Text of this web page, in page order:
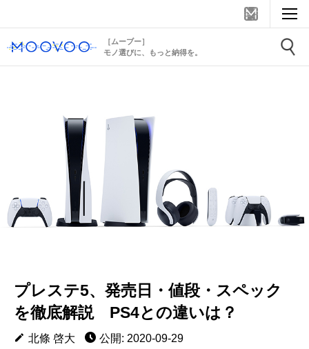
［ムーブー］
モノ選びに、もっと納得を。
プレステ5、発売日・値段・スペック
を徹底解説 PS4との違いは？
北條 啓大
公開: 2020-09-29